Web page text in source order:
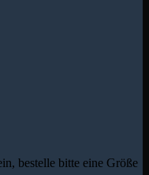
bestelle bitte eine Größe